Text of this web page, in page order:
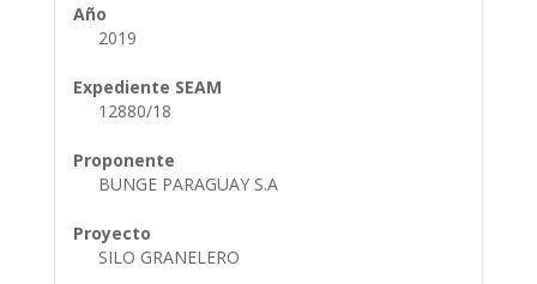
Año
2019
Expediente SEAM
12880/18
Proponente
BUNGE PARAGUAY S.A
Proyecto
SILO GRANELERO